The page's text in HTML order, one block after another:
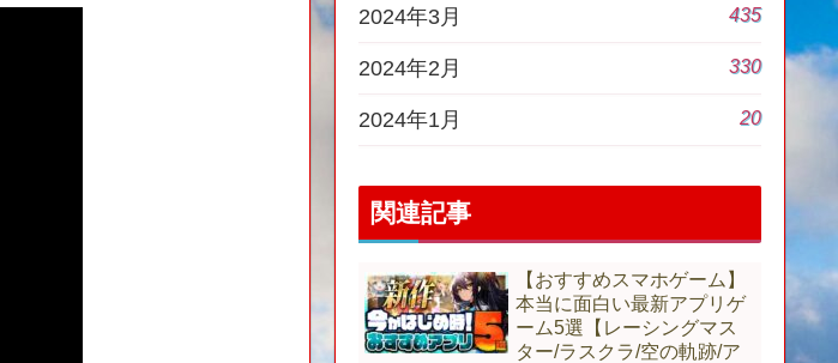
2024年3月 435
2024年2月 330
2024年1月 20
関連記事
【おすすめスマホゲーム】
本当に面白い最新アプリゲ
ーム5選【レーシングマス
ター/ラスクラ/空の軌跡/ア